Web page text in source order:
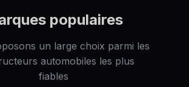
populaires
un large choix parmi les
automobiles les plus
fiables